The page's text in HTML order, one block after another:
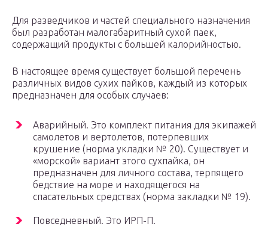
Для разведчиков и частей специального назначения
был разработан малогабаритный сухой паек,
содержащий продукты с большей калорийностью.
В настоящее время существует большой перечень
различных видов сухих пайков, каждый из которых
предназначен для особых случаев:
Аварийный. Это комплект питания для экипажей
самолетов и вертолетов, потерпевших
крушение (норма укладки № 20). Существует и
«морской» вариант этого сухпайка, он
предназначен для личного состава, терпящего
бедствие на море и находящегося на
спасательных средствах (норма закладки № 19).
Повседневный. Это ИРП-П.